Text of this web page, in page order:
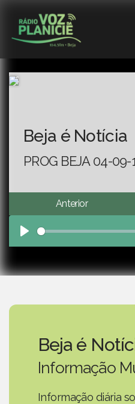
Beja é Notícia
PROG BEJA 04-09-
Anterior
Play
Beja é
Informação
Informação diária